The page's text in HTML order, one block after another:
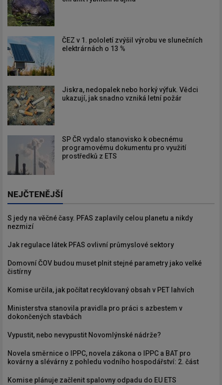
ČEZ v 1. pololetí zvýšil výrobu ve slunečních
elektrárnách o 13 %
Jiskra, nedopalek nebo horký výfuk. Vědci
ukazují, jak snadno vzniká letní požár
SP ČR vydalo stanovisko k obecnému
programovému dokumentu pro využití
prostředků z ETS
NEJČTENĚJŠÍ
S jedy na věčné časy. PFAS zaplavily celou planetu a nikdy
nezmizí
Jak regulace látek PFAS ovlivní průmyslové sektory
Domovní ČOV budou muset plnit stejné parametry jako velké
čistírny
Komise určila, jak počítat recyklovaný obsah v PET lahvích
Ministerstva stanovila pravidla pro práci s azbestem v
dokončených stavbách
Vypustit, nebo nevypustit Novomlýnské nádrže?
Novela směrnice o IPPC, novela zákona o IPPC a BAT pro
kovárny a slévárny z pohledu vodního hospodářství: 2. část
Komise plánuje začlenit spalovny odpadu do EU ETS